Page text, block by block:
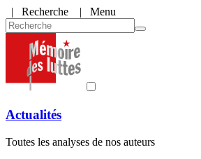
| Recherche | Menu
Actualités
Toutes les analyses de nos auteurs